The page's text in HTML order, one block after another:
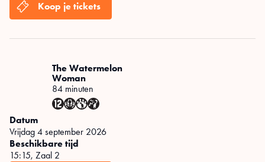
The Watermelon
Woman
84 minuten
Datum
vrijdag 4 september 2026
Beschikbare tijd
15:15, Zaal 2